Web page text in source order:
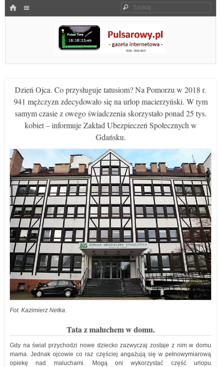
HOME Szukaj
Pulsarowy.pl
Dzień Ojca. Co przysługuje tatusiom? Na Pomorzu w 2018 r.
941 mężczyzn zdecydowało się na urlop macierzyński. W tym
samym czasie z owego świadczenia skorzystało ponad 25 tys.
kobiet – informuje Zakład Ubezpieczeń Społecznych w
Gdańsku.
Fot. Kazimierz Netka.
Tata z maluchem w domu.
Gdy na świat przychodzi nowe dziecko zazwyczaj zostaje z nim w domu
mama. Jednak ojcowie co raz częściej angażują się w pełnowymiarową
opiekę nad maluchami. Mogą oni wykorzystać część urlopu